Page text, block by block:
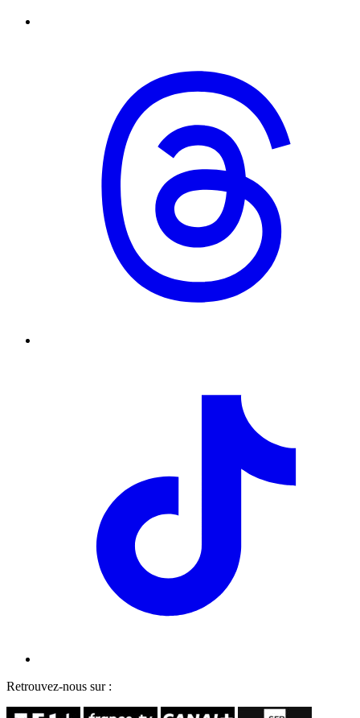
Retrouvez-nous sur :